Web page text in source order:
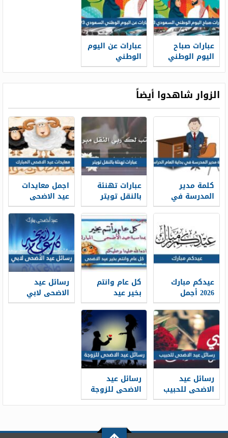
عبارات صباح
اليوم الوطني
السعودي 95
عبارات عن اليوم
الوطني
السعودي 95
الزوار شاهدوا أيضاً
كلمة مدير
المدرسة في
بداية العام
الدراسي 1448
جاهزة للطباعة
عبارات تهنئة
بالنقل تويتر
1448 بالصور
اجمل معايدات
عيد الاضحى
المبارك 2026-
1448
عيدكم مبارك
2026 أجمل
كلمات وعبارات
وصور تهنئة
عيد الاضحى
1448
كل عام وانتم
بخير عيد
الاضحى 2026 ،
أجمل معايدات
كل عام وانتم
بخير 1448
رسائل عيد
الاضحى لابي
2026 … اجمل
رسائل عيد
الاضحى للحبيب
قصيرة 2026 ..
لحبيبي 1448
رسائل عيد
الاضحى للزوجة
2026 … مسجات